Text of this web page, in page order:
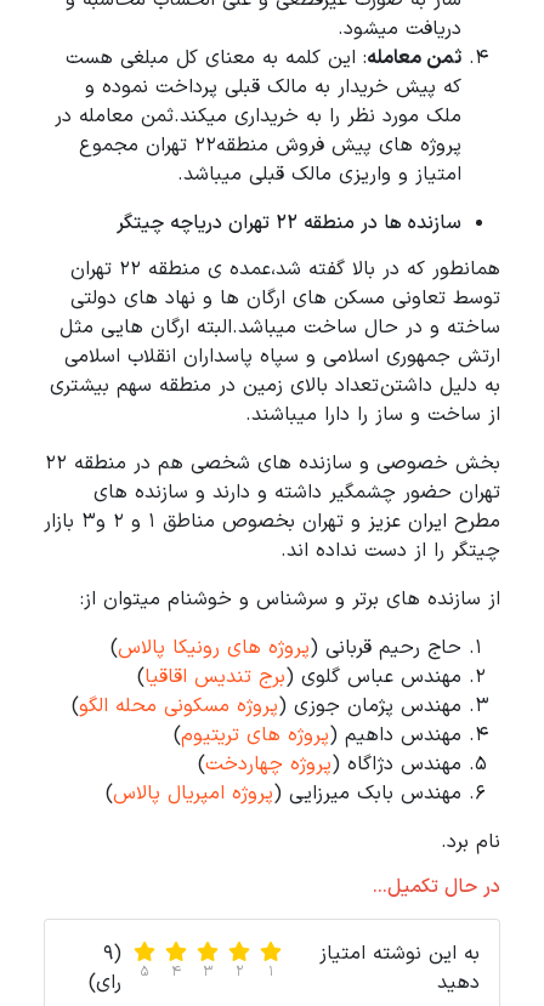
دریافت میشود.
ثمن معامله: این کلمه به معنای کل مبلغی هست
که پیش خریدار به مالک قبلی پرداخت نموده و
ملک مورد نظر را به خریداری میکند.ثمن معامله در
پروژه های پیش فروش منطقه22 تهران مجموع
امتیاز و واریزی مالک قبلی میباشد.
سازنده ها در منطقه 22 تهران دریاچه چیتگر
همانطور که در بالا گفته شد،عمده ی منطقه 22 تهران
توسط تعاونی مسکن های ارگان ها و نهاد های دولتی
ساخته و در حال ساخت میباشد.البته ارگان هایی مثل
ارتش جمهوری اسلامی و سپاه پاسداران انقلاب اسلامی
به دلیل داشتن تعداد بالای زمین در منطقه سهم بیشتری
از ساخت و ساز را دارا میباشند.
بخش خصوصی و سازنده های شخصی هم در منطقه 22
تهران حضور چشمگیر داشته و دارند و سازنده های
مطرح ایران عزیز و تهران بخصوص مناطق 1 و 2 و3 بازار
چیتگر را از دست نداده اند.
از سازنده های برتر و سرشناس و خوشنام میتوان از:
حاج رحیم قربانی (پروژه های رونیکا پالاس)
مهندس عباس گلوی (برج تندیس اقاقیا)
مهندس پژمان جوزی (پروژه مسکونی محله الگو)
مهندس داهیم (پروژه های تریتیوم)
مهندس دژاگاه (پروژه چهاردخت)
مهندس بابک میرزایی (پروژه امپریال پالاس)
نام برد.
در حال تکمیل...
به این نوشته امتیاز
دهید
1
2
3
4
5
(9
رای)